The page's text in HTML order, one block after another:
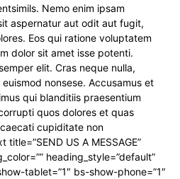
Nemo enim ipsam
aspernatur aut odit aut fugit,
Eos qui ratione voluptatem
dolor sit amet isse potenti.
elit. Cras neque nulla,
nonsese. Accusamus et
qui blanditiis praesentium
quos dolores et quas
cupiditate non
US A MESSAGE”
heading_style=”default”
tablet=”1″ bs-show-phone=”1″